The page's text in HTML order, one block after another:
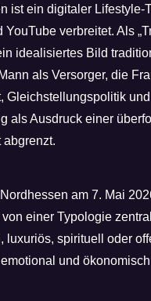
ist ein digitaler Lifestyle-
verbreitet. Als
idealisiertes Bild
als Versorger, die
Gleichstellungspolitik
als Ausdruck einer
am 7. Mai
einer Typologie
spirituell oder
und